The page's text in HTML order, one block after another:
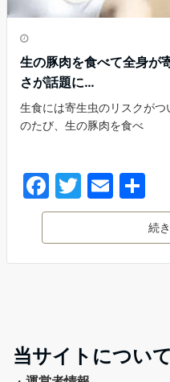
生の豚肉を食べて全身が
さが話題に…
生食には寄生虫のリスクが
のたび、生の豚肉を食べ
続
当サイトについて